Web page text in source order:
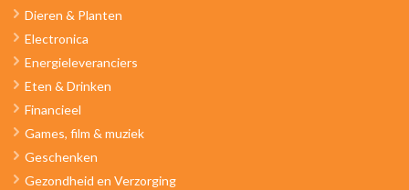
Dieren & Planten
Electronica
Energieleveranciers
Eten & Drinken
Financieel
Games, film & muziek
Geschenken
Gezondheid en Verzorging